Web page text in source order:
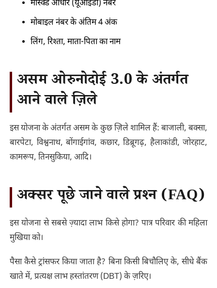
मास्क्ड आधार (यूआईडी) नंबर
मोबाइल नंबर के अंतिम 4 अंक
लिंग, रिश्ता, माता-पिता का नाम
असम ओरुनोदोई 3.0 के अंतर्गत
आने वाले ज़िले
इस योजना के अंतर्गत असम के कुछ ज़िले शामिल हैं: बाजाली, बक्सा,
बारपेटा, विश्वनाथ, बोंगाईगांव, कछार, डिब्रूगढ़, हैलाकांडी, जोरहाट,
कामरूप, तिनसुकिया, आदि।
अक्सर पूछे जाने वाले प्रश्न (FAQ)
इस योजना से सबसे ज़्यादा लाभ किसे होगा? पात्र परिवार की महिला
मुखिया को।
पैसा कैसे ट्रांसफर किया जाता है? बिना किसी बिचौलिए के, सीधे बैंक
खाते में, प्रत्यक्ष लाभ हस्तांतरण (DBT) के ज़रिए।